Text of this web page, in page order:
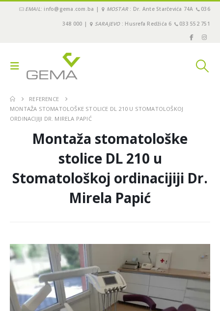
EMAIL: info@gema.com.ba | MOSTAR : Dr. Ante Starčevića 74A 036
348 000 | SARAJEVO: Husrefa Redžića 6 033 552 751
REFERENCE
MONTAŽA STOMATOLOŠKE STOLICE DL 210 U STOMATOLOŠKOJ
ORDINACIJIJI DR. MIRELA PAPIĆ
Montaža stomatološke
stolice DL 210 u
Stomatološkoj ordinacijiji Dr.
Mirela Papić